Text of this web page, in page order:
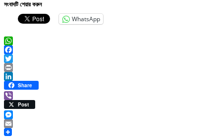
সংবাদটি শেয়ার করুন
WhatsApp
WhatsApp
Facebook
Twitter
Print
LinkedIn
Share
ViberPost
Messenger
Email